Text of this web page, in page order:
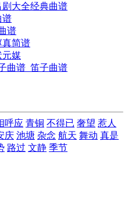
大全经典曲谱
谱
谱
真简谱
元媒
曲谱_笛子曲谱
呼应 青铜 不得已 奢望 惹人
庆 池塘 杂念 航天 舞动 真是
路过 文静 季节